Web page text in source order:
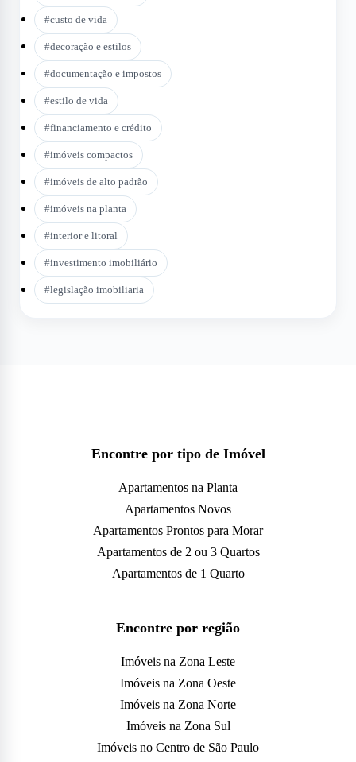
#custo de vida
#decoração e estilos
#documentação e impostos
#estilo de vida
#financiamento e crédito
#imóveis compactos
#imóveis de alto padrão
#imóveis na planta
#interior e litoral
#investimento imobiliário
#legislação imobiliaria
Encontre por tipo de Imóvel
Apartamentos na Planta
Apartamentos Novos
Apartamentos Prontos para Morar
Apartamentos de 2 ou 3 Quartos
Apartamentos de 1 Quarto
Encontre por região
Imóveis na Zona Leste
Imóveis na Zona Oeste
Imóveis na Zona Norte
Imóveis na Zona Sul
Imóveis no Centro de São Paulo